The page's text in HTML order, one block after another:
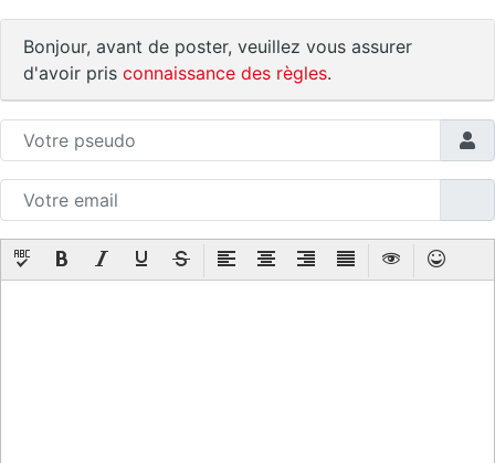
Bonjour, avant de poster, veuillez vous assurer
d'avoir pris connaissance des règles.